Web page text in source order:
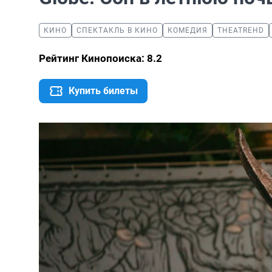
КИНО СПЕКТАКЛЬ В КИНО КОМЕДИЯ THEATREHD
Рейтинг Кинопоиска: 8.2
Купить билеты